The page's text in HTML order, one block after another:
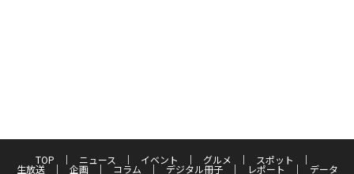
TOP ニュース イベント グルメ スポット
生放送 企画 コラム デジタル冊子 レポート データ